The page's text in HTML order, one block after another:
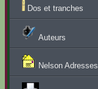
Dos et tranches
Auteurs
Nelson Adresses